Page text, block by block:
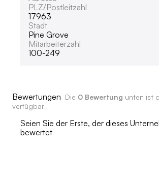
PLZ/Postleitzahl
17963
Stadt
Pine Grove
Mitarbeiterzahl
100-249
Bewertungen Die 0 Bewertung unten ist
verfügbar
Seien Sie der Erste, der dieses
bewertet